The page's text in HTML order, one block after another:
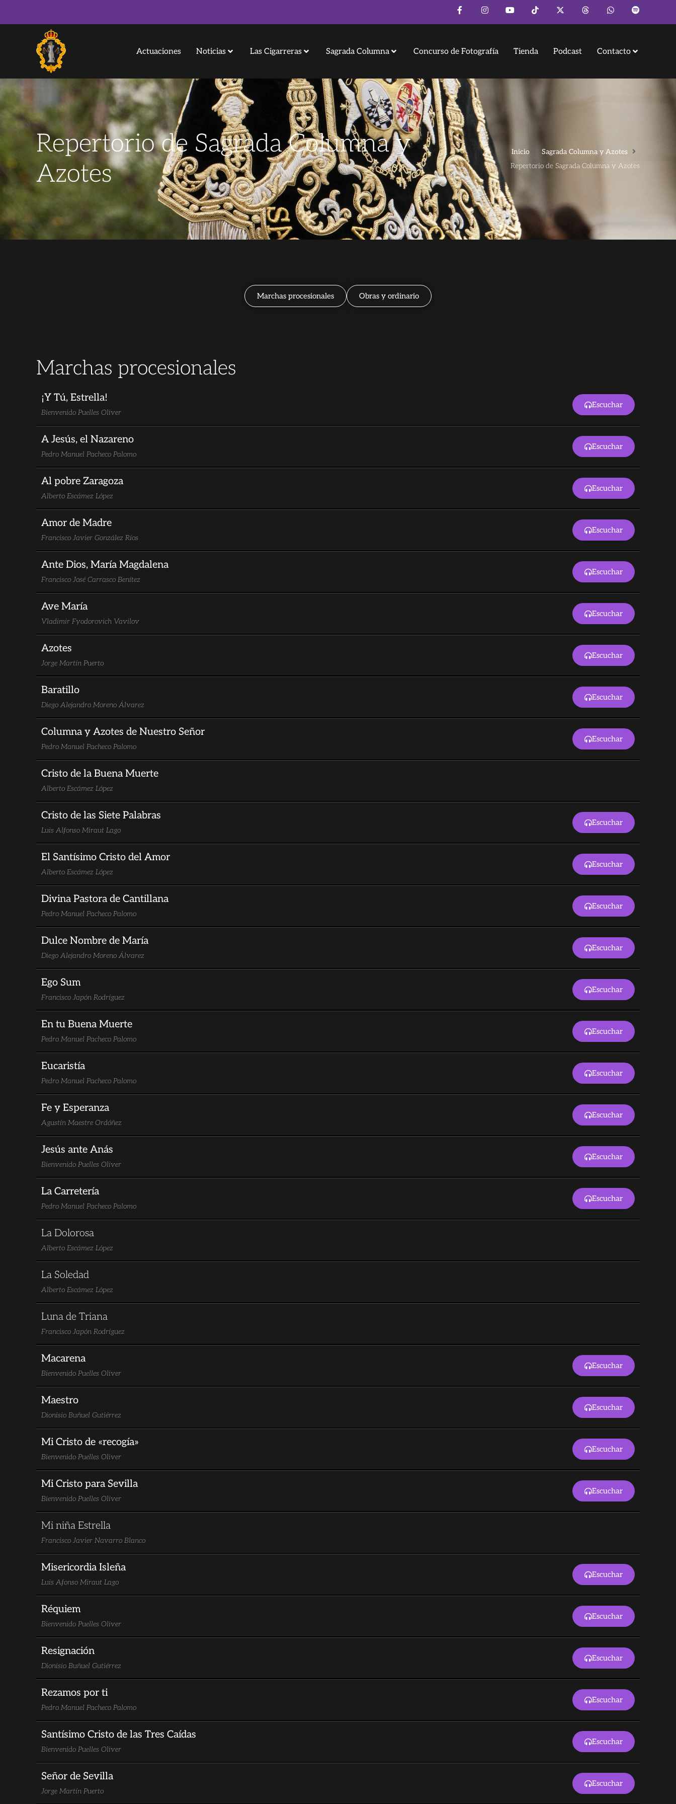
Actuaciones Noticias Las Cigarreras Sagrada Columna Concurso de Fotografía Tienda Podcast Contacto
Repertorio de Sagrada Columna y
Azotes
Inicio
Sagrada Columna y Azotes
Repertorio de Sagrada Columna y Azotes
Marchas procesionales Obras y ordinario
Marchas procesionales
¡Y Tú, Estrella!
Bienvenido Puelles Oliver
Escuchar
A Jesús, el Nazareno
Pedro Manuel Pacheco Palomo
Escuchar
Al pobre Zaragoza
Alberto Escámez López
Escuchar
Amor de Madre
Francisco Javier González Ríos
Escuchar
Ante Dios, María Magdalena
Francisco José Carrasco Benítez
Escuchar
Ave María
Vladimir Fyodorovich Vavilov
Escuchar
Azotes
Jorge Martín Puerto
Escuchar
Baratillo
Diego Alejandro Moreno Álvarez
Escuchar
Columna y Azotes de Nuestro Señor
Pedro Manuel Pacheco Palomo
Escuchar
Cristo de la Buena Muerte
Alberto Escámez López
Cristo de las Siete Palabras
Luis Alfonso Miraut Lago
Escuchar
El Santísimo Cristo del Amor
Alberto Escámez López
Escuchar
Divina Pastora de Cantillana
Pedro Manuel Pacheco Palomo
Escuchar
Dulce Nombre de María
Diego Alejandro Moreno Álvarez
Escuchar
Ego Sum
Francisco Japón Rodríguez
Escuchar
En tu Buena Muerte
Pedro Manuel Pacheco Palomo
Escuchar
Eucaristía
Pedro Manuel Pacheco Palomo
Escuchar
Fe y Esperanza
Agustín Maestre Ordóñez
Escuchar
Jesús ante Anás
Bienvenido Puelles Oliver
Escuchar
La Carretería
Pedro Manuel Pacheco Palomo
Escuchar
La Dolorosa
Alberto Escámez López
La Soledad
Alberto Escámez López
Luna de Triana
Francisco Japón Rodríguez
Macarena
Bienvenido Puelles Oliver
Escuchar
Maestro
Dionisio Buñuel Gutiérrez
Escuchar
Mi Cristo de «recogía»
Bienvenido Puelles Oliver
Escuchar
Mi Cristo para Sevilla
Bienvenido Puelles Oliver
Escuchar
Mi niña Estrella
Francisco Javier Navarro Blanco
Misericordia Isleña
Luis Afonso Miraut Lago
Escuchar
Réquiem
Bienvenido Puelles Oliver
Escuchar
Resignación
Dionisio Buñuel Gutiérrez
Escuchar
Rezamos por ti
Pedro Manuel Pacheco Palomo
Escuchar
Santísimo Cristo de las Tres Caídas
Bienvenido Puelles Oliver
Escuchar
Señor de Sevilla
Jorge Martín Puerto
Escuchar